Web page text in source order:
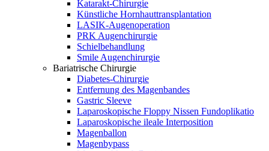
Katarakt-Chirurgie
Künstliche Hornhauttransplantation
LASIK-Augenoperation
PRK Augenchirurgie
Schielbehandlung
Smile Augenchirurgie
Bariatrische Chirurgie
Diabetes-Chirurgie
Entfernung des Magenbandes
Gastric Sleeve
Laparoskopische Floppy Nissen Fundoplikatio
Laparoskopische ileale Interposition
Magenballon
Magenbypass